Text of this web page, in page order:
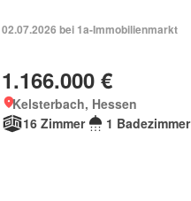
02.07.2026 bei 1a-Immobilienmarkt
1.166.000 €
Kelsterbach, Hessen
16 Zimmer
1 Badezimmer